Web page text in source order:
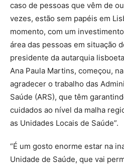
caso de pessoas que vêm de
vezes, estão sem papéis em
momento, com um
área das pessoas em situação
presidente da autarquia
Ana Paula Martins, começou,
agradecer o trabalho das
Saúde (ARS), que têm
cuidados ao nível da malha
as Unidades Locais de Saúde”.
“É um gosto enorme estar na
Unidade de Saúde, que vai